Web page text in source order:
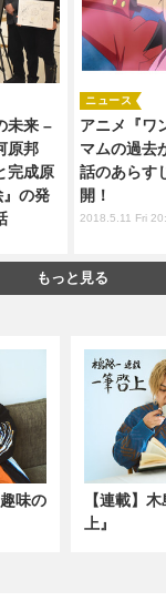
未来 –
原邦
完成原
の発
アニメ『ワ
マムの過去
話のあらす
開！
ニュース
2018.5.11 Fri
もっと見る
味の
【連載】
上』